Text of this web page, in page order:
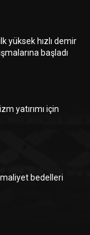
yüksek hızlı demir
başladı
yatırımı için
bedelleri